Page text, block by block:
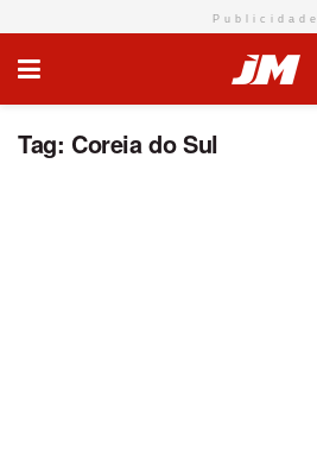
Publicidade
Tag: Coreia do Sul